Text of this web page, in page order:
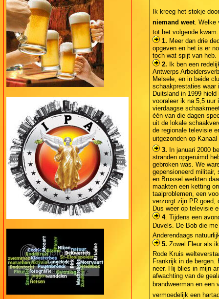
Ik kreeg het stokje
niemand weet. Welke
tot het volgende kwam:
1. Meer dan drie
opgeven en het is er
toch wat spijt van heb.
2. Ik ben een
Antwerps
Melsele, en in beide
schaakprestaties waar
Duitsland in 1999
vooraleer ik na 5,5 uur
vierdaagse
één van die dagen
uit de lokale
de regionale televisie
uitgezonden op Kanaal
3. In januari 2000
stranden opgeruimd
gebroken was. We
gepensioneerd militair,
en Brussel werkten
maakten een ketting
taalproblemen, een
verzorgt zijn PR goed,
Dus weer op televisie
4. Tijdens een
Duvels. De Bob die
Anderendaags
5. Zowel Fleur als
Rode Kruis
Frankrijk in de bergen.
neer. Hij blies in mijn
afwachting van de
brandweerman en een
vermoedelijk een